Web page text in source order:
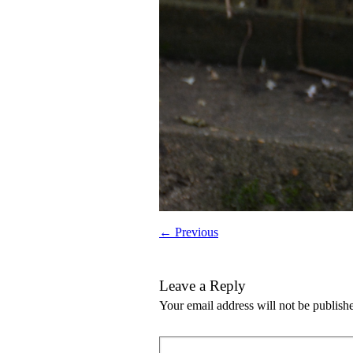
← Previous
Leave a Reply
Your email address will not be